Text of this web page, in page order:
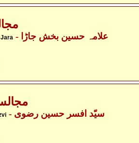
- علامہ حسین بخش جاڑا
- سیّد افسر حسین رضوی